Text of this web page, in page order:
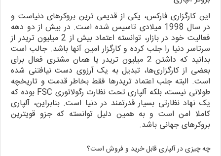
این کارگزاری فارکس، یکی از قدیمی ترین بروکرهای دنیاست و
در سال 1998 میلادی تاسیس شده است. در بیش از دو دهه
فعالیت خود در بازار، توانسته اعتماد بیش از 2 میلیون تریدر از
سرتاسر دنیا را جلب کرده و کارگزار امین آنها باشد. جالب است
بدانید که داشتن 2 میلیون تریدر یا همان مشتری فعال برای
بعضی از کارگزاری‌ها، تبدیل به یک آرزوی دست نیافتنی شده
است. البته جلب اعتماد تریدرها فقط بخاطر قدمت و تاریخچه
طولانی نیست، بلکه آلپاری تحت نظارت رگولاتوری FSC بوده که
یک نهاد نظارتی بسیار قدرتمند در دنیا است. بنابراین، آلپاری
کاملا امن است و به همین دلیل توانسته که جزو قویترین
بروکرهای جهانی باشد.
چه چیزی در آلپاری قابل خرید و فروش است؟